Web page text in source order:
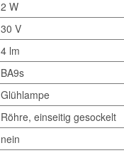
2 W
30 V
4 lm
BA9s
Glühlampe
Röhre, einseitig gesockelt
nein